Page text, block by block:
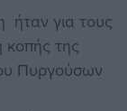
ήταν για τους
της
Πυργούσων